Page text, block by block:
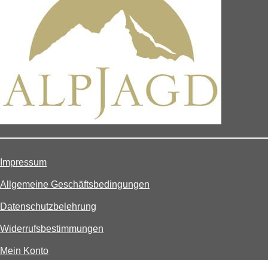
Impressum
Allgemeine Geschäftsbedingungen
Datenschutzbelehrung
Widerrufsbestimmungen
Mein Konto